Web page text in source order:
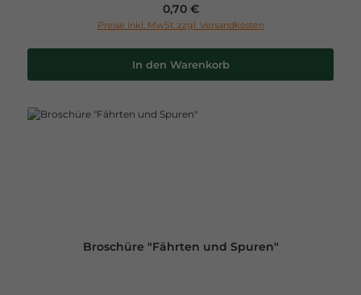
Regulärer Preis:
0,70 €
Preise inkl. MwSt. zzgl. Versandkosten
In den Warenkorb
Broschüre "Fährten und Spuren"